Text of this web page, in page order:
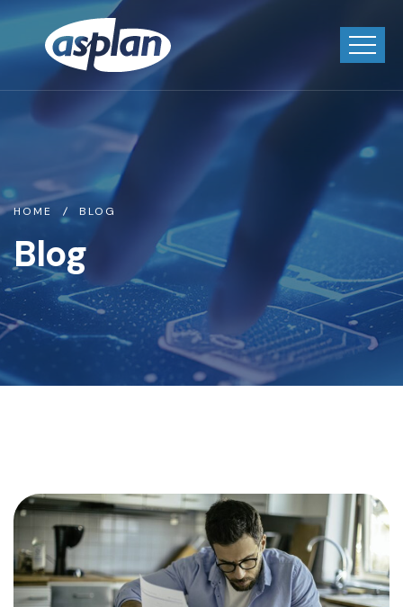
HOME BLOG
Blog